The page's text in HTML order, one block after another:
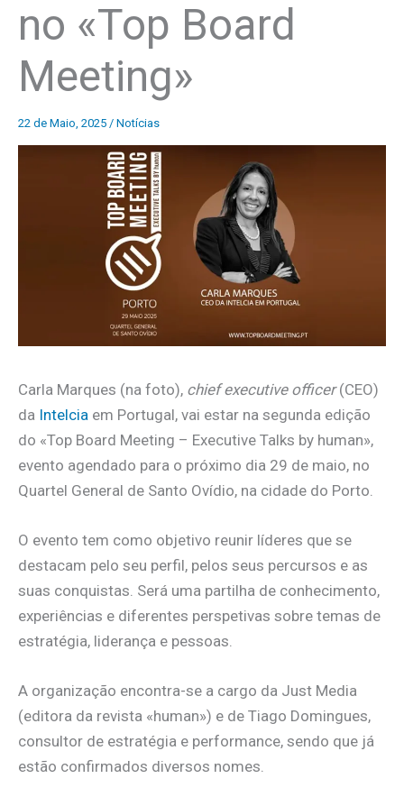
no «Top Board
Meeting»
22 de Maio, 2025 / Notícias
Carla Marques (na foto), chief executive officer(CEO)
da Intelcia em Portugal, vai estar na segunda edição
do «Top Board Meeting – Executive Talks by human»,
evento agendado para o próximo dia 29 de maio, no
Quartel General de Santo Ovídio, na cidade do Porto.
O evento tem como objetivo reunir líderes que se
destacam pelo seu perfil, pelos seus percursos e as
suas conquistas. Será uma partilha de conhecimento,
experiências e diferentes perspetivas sobre temas de
estratégia, liderança e pessoas.
A organização encontra-se a cargo da Just Media
(editora da revista «human») e de Tiago Domingues,
consultor de estratégia e performance, sendo que já
estão confirmados diversos nomes.